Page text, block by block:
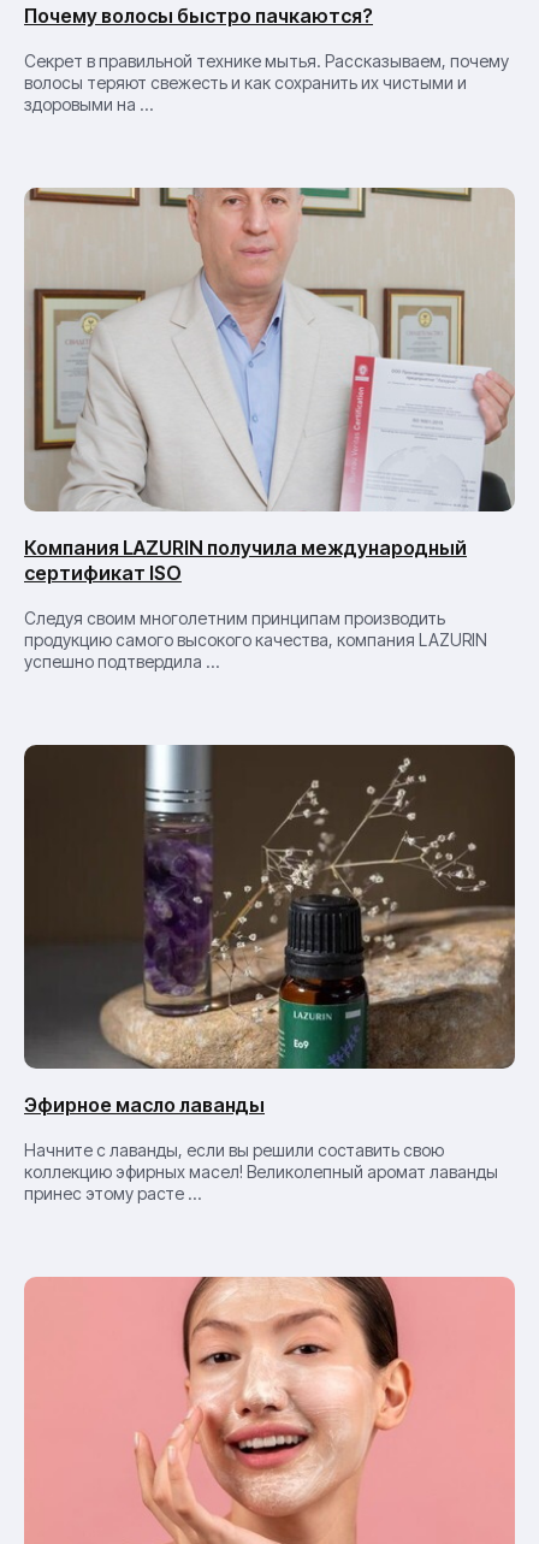
Почему волосы быстро пачкаются?
Секрет в правильной технике мытья. Рассказываем, почему
волосы теряют свежесть и как сохранить их чистыми и
здоровыми на ...
Компания LAZURIN получила международный
сертификат ISO
Следуя своим многолетним принципам производить
продукцию самого высокого качества, компания LAZURIN
успешно подтвердила ...
Эфирное масло лаванды
Начните с лаванды, если вы решили составить свою
коллекцию эфирных масел! Великолепный аромат лаванды
принес этому расте ...
масло
Контрактное
производство
Готовая
продукция
HoReCa
+7
Нажимая на кнопку «Отправить» я
подтверждаю свое согласие на
обработкуперсональных данных.
Отправить